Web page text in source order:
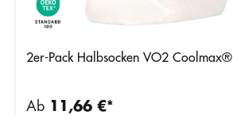
2er-Pack Halbsocken VO2 Coolmax®
Ab 11,66 €*